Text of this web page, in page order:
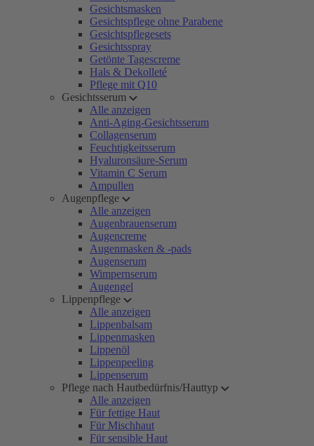
Gesichtsmasken
Gesichtspflege ohne Parabene
Gesichtspflegesets
Gesichtsspray
Getönte Tagescreme
Hals & Dekolleté
Pflege mit Q10
Gesichtsserum
Alle anzeigen
Anti-Aging-Gesichtsserum
Collagenserum
Feuchtigkeitsserum
Hyaluronsäure-Serum
Vitamin C Serum
Ampullen
Augenpflege
Alle anzeigen
Augenbrauenserum
Augencreme
Augenmasken & -pads
Augenserum
Wimpernserum
Augengel
Lippenpflege
Alle anzeigen
Lippenbalsam
Lippenmasken
Lippenöl
Lippenpeeling
Lippenserum
Pflege nach Hautbedürfnis/Hauttyp
Alle anzeigen
Für fettige Haut
Für Mischhaut
Für sensible Haut